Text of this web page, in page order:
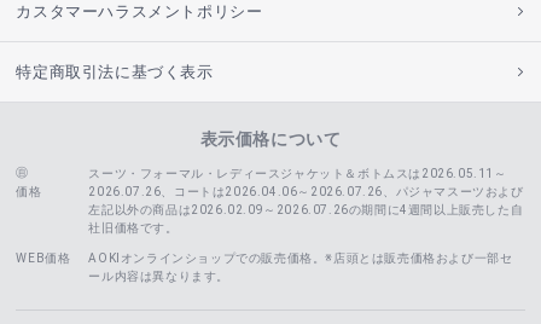
カスタマーハラスメントポリシー
特定商取引法に基づく表示
表示価格について
価格
スーツ・フォーマル・レディースジャケット＆ボトムスは2026.05.11～
2026.07.26、コートは2026.04.06～2026.07.26、
パジャマスーツおよび
左記以外の商品は2026.02.09～2026.07.26の期間に4週間以上販売した自
社旧価格です。
WEB価格
AOKIオンラインショップでの販売価格。※店頭とは販売価格および一部セ
ール内容は異なります。